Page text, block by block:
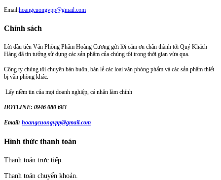
Email:hoangcuongvpp@gmail.com
Chính sách
Lời đầu tiên Văn Phòng Phẩm Hoàng Cương gửi lời cám ơn chân thành tới Quý Khách
Hàng đã tin tưởng sử dụng các sản phẩm của chúng tôi trong thời gian vừa qua.
Công ty chúng tôi chuyên bán buôn, bán lẻ các loại văn phòng phẩm và các sản phẩm thiết
bị văn phòng khác.
Lấy niềm tin của mọi doanh nghiệp, cá nhân làm chính
HOTLINE: 0946 080 683
Email: hoangcuongvpp@gmail.com
Hình thức thanh toán
Thanh toán trực tiếp.
Thanh toán chuyển khoản.